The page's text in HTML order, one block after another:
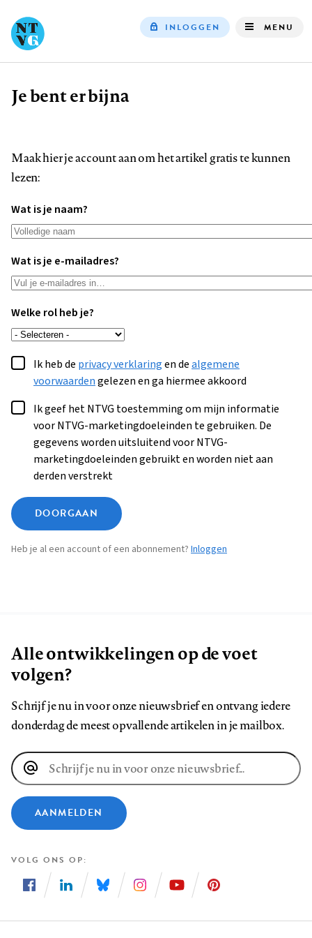
INLOGGEN MENU
Kruimelpad
Je bent er bijna
Maak hier je account aan om het artikel gratis te kunnen
lezen:
Wat is je naam?
Wat is je e-mailadres?
Welke rol heb je?
Ik heb de privacy verklaringen dealgemene
voorwaardengelezen en ga hiermee akkoord
Ik geef het NTVG toestemming om mijn informatie
voor NTVG-marketingdoeleinden te gebruiken. De
gegevens worden uitsluitend voor NTVG-
marketingdoeleinden gebruikt en worden niet aan
derden verstrekt
DOORGAAN
Heb je al een account of een abonnement? Inloggen
Alle ontwikkelingen op de voet
volgen?
Schrijf je nu in voor onze nieuwsbrief en ontvang iedere
donderdag de meest opvallende artikelen in je mailbox.
E-
mailadres
AANMELDEN
VOLG ONS OP
ons
ons
ons
ons
ons
ons